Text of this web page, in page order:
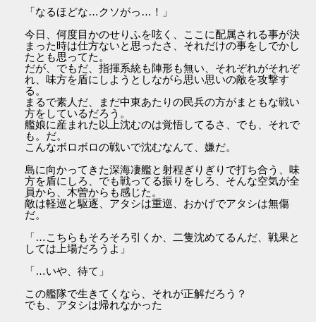
「なるほどな…クソがっ…！」
今日、何度目かのせりふを呟く、ここに配属される事が決
まった時は仕方ないと思ったさ、それだけの事をしでかし
たとも思ってた。
だが、でもだ、指揮系統も陣形も無い、それぞれがそれぞ
れ、味方を盾にしようとしながら思い思いの敵を攻撃す
る。
まるで素人だ、まだ中東あたりの民兵の方がまともな戦い
方をしているだろう。
艦娘に産まれた以上沈むのは覚悟してるさ、でも、それで
も。だ。
こんなボロボロの戦いで沈むなんて、嫌だ。
島に向かってきた深海凄艦と射程ぎりぎりで打ち合う、味
方を盾にしろ、でも戦ってる振りをしろ、そんな空気が全
員から、木曽からも感じた。
敵は軽巡と駆逐、アタシは重巡、おかげでアタシは無傷
だ。
「…こちらもそろそろ引くか、二隻沈めてるんだ、戦果と
しては上場だろうよ」
「…いや、待て」
この艦隊で生きてくなら、それが正解だろう？
でも、アタシは帰れなかった